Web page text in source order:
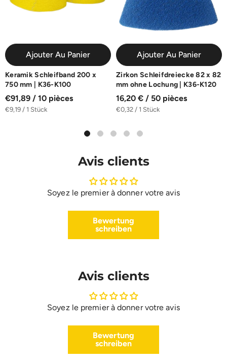
Ajouter Au Panier
Keramik Schleifband 200 x
750 mm | K36-K100
€91,89 / 10 pièces
€9,19 / 1 Stück
Ajouter Au Panier
Zirkon Schleifdreiecke 82 x 82
mm ohne Lochung | K36-K120
16,20 € / 50 pièces
€0,32 / 1 Stück
Avis clients
Soyez le premier à donner votre avis
Bewertung
schreiben
Avis clients
Soyez le premier à donner votre avis
Bewertung
schreiben